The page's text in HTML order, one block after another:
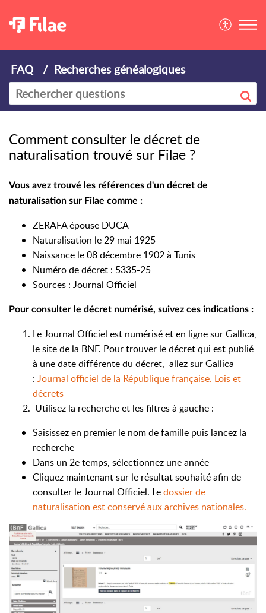
FAQ Recherches généalogiques
Comment consulter le décret de
naturalisation trouvé sur Filae ?
Vous avez trouvé les références d'un décret de
naturalisation sur Filae comme :
ZERAFA épouse DUCA
Naturalisation le 29 mai 1925
Naissance le 08 décembre 1902 à Tunis
Numéro de décret : 5335-25
Sources : Journal Officiel
Pour consulter le décret numérisé, suivez ces indications :
Le Journal Officiel est numérisé et en ligne sur Gallica,
le site de la BNF. Pour trouver le décret qui est publié
à une date différente du décret, allez sur Gallica
: Journal officiel de la République française. Lois et
décrets
Utilisez la recherche et les filtres à gauche :
Saisissez en premier le nom de famille puis lancez la
recherche
Dans un 2e temps, sélectionnez une année
Cliquez maintenant sur le résultat souhaité afin de
consulter le Journal Officiel. Ledossier de
naturalisation est conservé aux archives nationales.